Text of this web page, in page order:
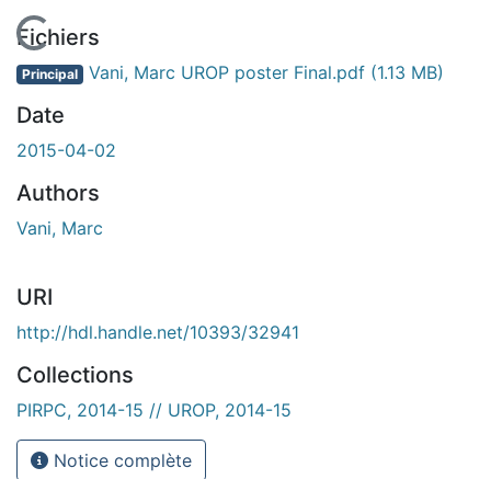
En cours de chargement...
Fichiers
Principal Vani, Marc UROP poster Final.pdf (1.13 MB)
Date
2015-04-02
Authors
Vani, Marc
URI
http://hdl.handle.net/10393/32941
Collections
PIRPC, 2014-15 // UROP, 2014-15
Notice complète